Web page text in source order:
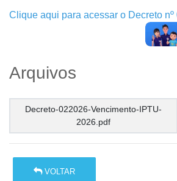
Clique aqui para acessar o Decreto nº
Arquivos
Decreto-022026-Vencimento-IPTU-
2026.pdf
VOLTAR